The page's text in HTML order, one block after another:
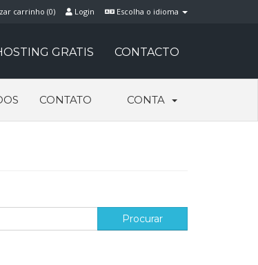
Escolha o idioma
Login
carrinho (0)
GRATIS CONTACTO
CONTATO CONTA